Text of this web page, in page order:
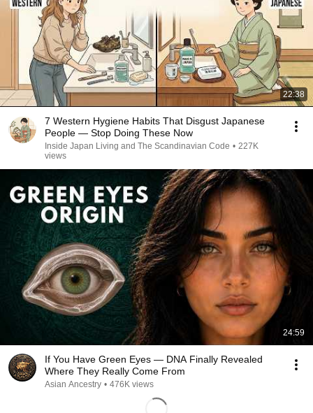
22:38
7 Western Hygiene Habits That Disgust Japanese
People — Stop Doing These Now
Inside Japan Living and The Scandinavian Code • 227K
views
24:59
If You Have Green Eyes — DNA Finally Revealed
Where They Really Come From
Asian Ancestry • 476K views